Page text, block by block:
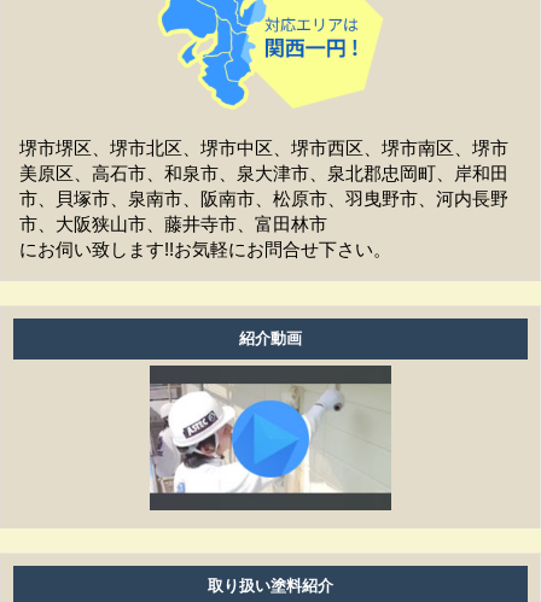
施工後の保証はどうなっていますか？
作業時間は何時から何時までですか？
家の周囲に荷物を置いてますが、どこまで片付ければよ
洗濯物は干せますか？
工事前の近隣への挨拶はどうなりますか？
お支払方法は現金ですか？
アフターフォローはどうなっていますか？
養生ビニールがしてある時は、換気扇・お風呂・エアコ
ン等は普通に使えますか？
工事期間はどのくらいありますか？
塗り替えは何年ぐらいで必要ですか？
雨の日も作業しますか？
堺市堺区、堺市北区、堺市中区、堺市西区、堺市南区、堺市
美原区、高石市、和泉市、泉大津市、泉北郡忠岡町、岸和田
市、貝塚市、泉南市、阪南市、松原市、羽曳野市、河内長野
市、大阪狭山市、藤井寺市、富田林市
にお伺い致します!!お気軽にお問合せ下さい。
紹介動画
取り扱い塗料紹介